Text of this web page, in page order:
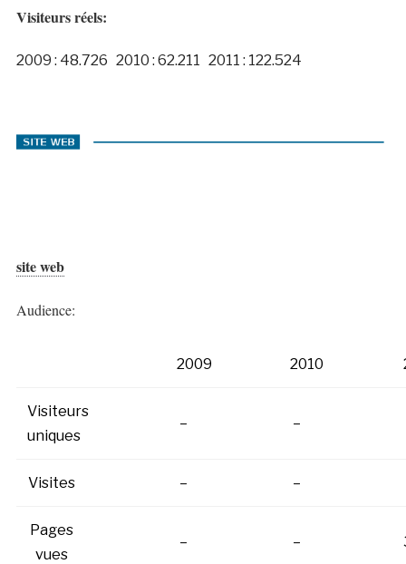
Visiteurs réels:
2009 : 48.726 2010 : 62.211 2011 : 122.524
site web
Audience:
2009 2010
Visiteurs
uniques
– –
Visites – –
Pages
vues
– –